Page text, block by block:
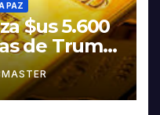
PAZ
$us 5.600
de Trump